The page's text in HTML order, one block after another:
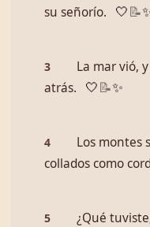
su señorío.
🤍 📝
3
La mar vió,
atrás.
🤍 📝✨
4
Los montes
collados como
5
¿Qué